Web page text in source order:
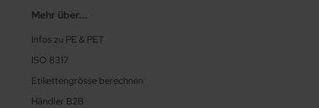
Mehr über...
Infos zu PE & PET
ISO 8317
Etikettengrösse berechnen
Händler B2B